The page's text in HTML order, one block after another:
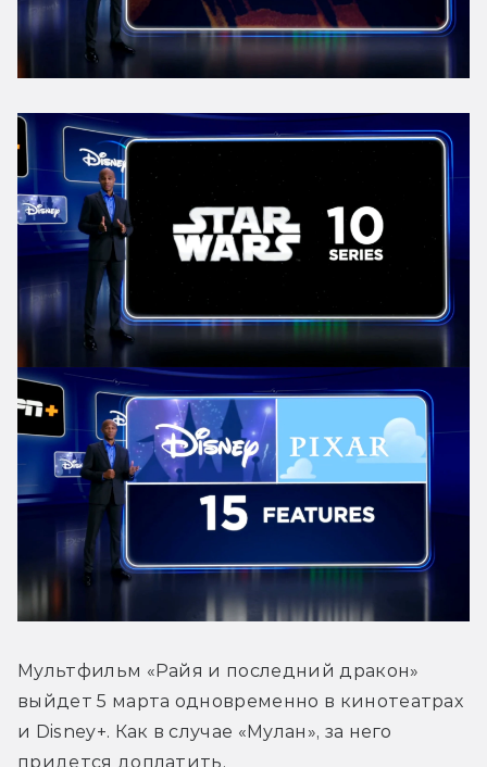
Мультфильм «Райя и последний дракон»
выйдет 5 марта одновременно в кинотеатрах
и Disney+. Как в случае «Мулан», за него
придется доплатить.